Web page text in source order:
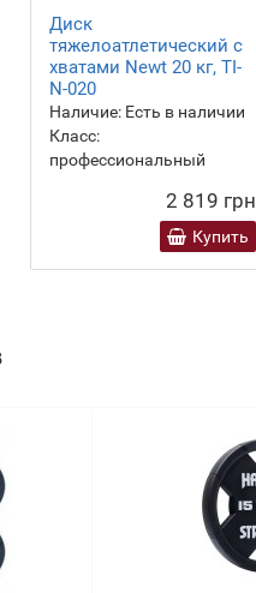
Диск
тяжелоатлетический с
хватами Newt 20 кг, TI-
N-020
Наличие: Есть в наличии
Класс:
профессиональный
2 819 грн
Купить